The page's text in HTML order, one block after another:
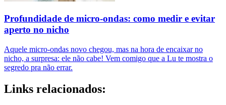
Profundidade de micro-ondas: como medir e evitar
aperto no nicho
Aquele micro-ondas novo chegou, mas na hora de encaixar no
nicho, a surpresa: ele não cabe! Vem comigo que a Lu te mostra o
segredo pra não errar.
Links relacionados: